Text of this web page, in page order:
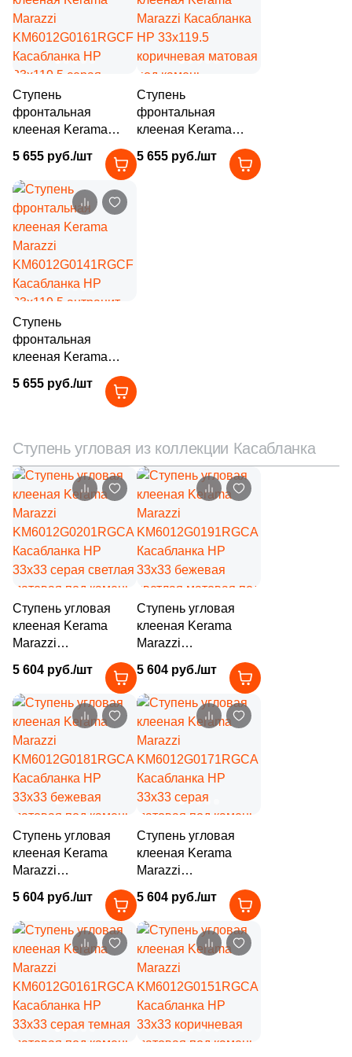
Piemme Ceramiche ( 24 )
Piemme Valentino (146)
Pieza Ceramica (
Planet Ceramics (
Polo Gres (2)
Porcelanicos HDC (63 )
Porcelanite Dos (58)
Porcelanosa (
Porsixty (
Premium GT (10
Prissmacer (195
ProGRES Ceramica ( 66
QUA Granite (
Quadro Decor (14)
RAK Ceramics (
Ragno (143)
Realistik (
Realonda (76)
Refin (
Rex Ceramiche (461)
Ribesalbes Ceramica ( 54)
Rino Seramik (9)
Roberto Cavalli (10)
Rocersa (39 )
Roka Ceram (7)
Romario Ceramics ( )
Rondine (
Royal Tile (1)
Royce (
SERAMIKSAN (
SERANIT (8
Ступень
фронтальная
клееная Kerama
KM6012G0161RGCF
Касабланка HP
33x119.5 серая
темная матовая под
камень
5 655 руб./шт
Ступень
фронтальная
клееная Kerama
Marazzi Касабланка
HP 33x119.5
коричневая матовая
5 655 руб./шт
Ступень
фронтальная
клееная Kerama
KM6012G0141RGCF
матовая под камень
5 655 руб./шт
Ступень угловая из коллекции Касабланка
Ступень угловая
клееная Kerama
Marazzi
KM6012G0201RGCA
Касабланка HP
33x33 серая светлая
матовая под камень
5 604 руб./шт
Ступень угловая
клееная Kerama
Marazzi
KM6012G0191RGCA
Касабланка HP
33x33 бежевая
светлая матовая под
камень
5 604 руб./шт
Ступень угловая
клееная Kerama
Marazzi
KM6012G0181RGCA
Касабланка HP
33x33 бежевая
матовая под камень
5 604 руб./шт
Ступень угловая
клееная Kerama
Marazzi
KM6012G0171RGCA
Касабланка HP
33x33 серая
матовая под камень
5 604 руб./шт